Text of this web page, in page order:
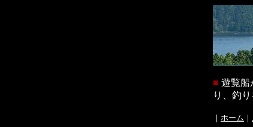
■ 遊覧船
り、釣
｜ ホーム ｜